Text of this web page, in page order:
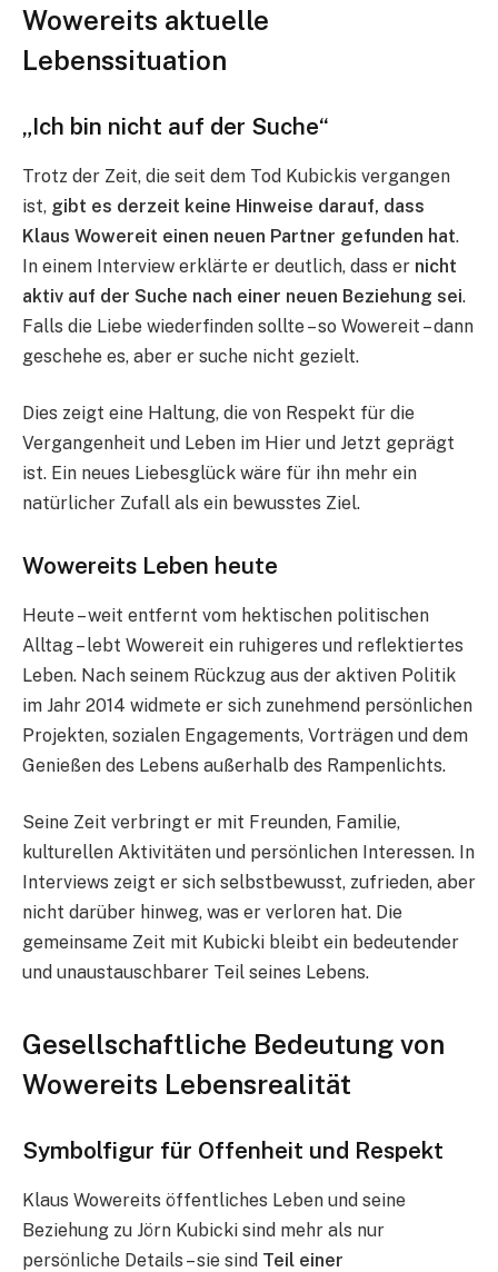
Wowereits aktuelle
Lebenssituation
„Ich bin nicht auf der Suche“
Trotz der Zeit, die seit dem Tod Kubickis vergangen
ist, gibt es derzeit keine Hinweise darauf, dass
Klaus Wowereit einen neuen Partner gefunden hat.
In einem Interview erklärte er deutlich, dass er nicht
aktiv auf der Suche nach einer neuen Beziehung sei.
Falls die Liebe wiederfinden sollte – so Wowereit – dann
geschehe es, aber er suche nicht gezielt.
Dies zeigt eine Haltung, die von Respekt für die
Vergangenheit und Leben im Hier und Jetzt geprägt
ist. Ein neues Liebesglück wäre für ihn mehr ein
natürlicher Zufall als ein bewusstes Ziel.
Wowereits Leben heute
Heute – weit entfernt vom hektischen politischen
Alltag – lebt Wowereit ein ruhigeres und reflektiertes
Leben. Nach seinem Rückzug aus der aktiven Politik
im Jahr 2014 widmete er sich zunehmend persönlichen
Projekten, sozialen Engagements, Vorträgen und dem
Genießen des Lebens außerhalb des Rampenlichts.
Seine Zeit verbringt er mit Freunden, Familie,
kulturellen Aktivitäten und persönlichen Interessen. In
Interviews zeigt er sich selbstbewusst, zufrieden, aber
nicht darüber hinweg, was er verloren hat. Die
gemeinsame Zeit mit Kubicki bleibt ein bedeutender
und unaustauschbarer Teil seines Lebens.
Gesellschaftliche Bedeutung von
Wowereits Lebensrealität
Symbolfigur für Offenheit und Respekt
Klaus Wowereits öffentliches Leben und seine
Beziehung zu Jörn Kubicki sind mehr als nur
persönliche Details – sie sind Teil einer